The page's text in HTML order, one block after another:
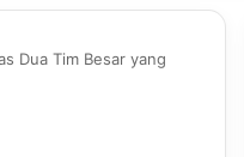
Dua Tim Besar yang